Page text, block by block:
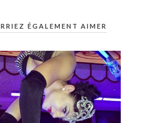
ÉGALEMENT AIMER